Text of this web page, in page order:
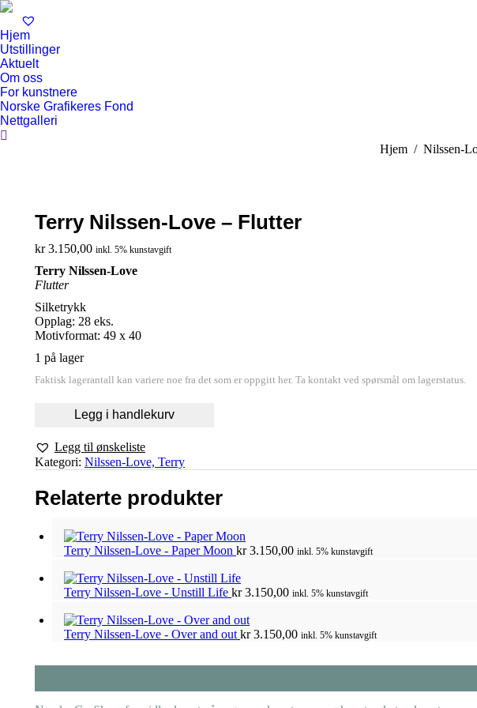
Hjem
Utstillinger
Aktuelt
Om oss
For kunstnere
Norske Grafikeres Fond
Nettgalleri
Search:
You are here:
Hjem Nilssen-
Terry Nilssen-Love – Flutter
kr3.150,00 inkl. 5% kunstavgift
Terry Nilssen-Love
Flutter
Silketrykk
Opplag: 28 eks.
Motivformat: 49 x 40
1 på lager
Faktisk lagerantall kan variere noe fra det som er oppgitt her. Ta kontakt ved spørsmål om lagerstatus.
Legg i handlekurv
Legg til ønskeliste
Kategori: Nilssen-Love, Terry
Relaterte produkter
Terry Nilssen-Love - Paper Moon kr3.150,00 inkl. 5% kunstavgift
Terry Nilssen-Love - Unstill Life kr3.150,00 inkl. 5% kunstavgift
Terry Nilssen-Love - Over and out kr3.150,00 inkl. 5% kunstavgift